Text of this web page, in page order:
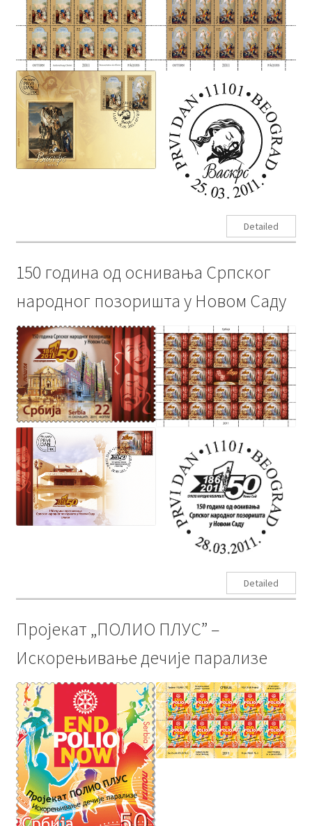
Detailed
150 година од оснивања Српског
народног позоришта у Новом Саду
Detailed
Пројекат „ПОЛИО ПЛУС” –
Искорењивање дечије парализе